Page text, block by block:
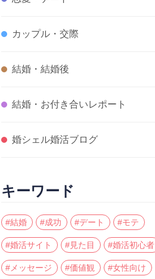
カップル・交際
結婚・結婚後
結婚・お付き合いレポート
婚シェル婚活ブログ
キーワード
#結婚 #成功 #デート #モテ
#婚活サイト #見た目 #婚活初心者
#メッセージ #価値観 #女性向け